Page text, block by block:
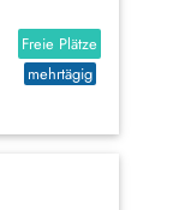
Freie Plätze
mehrtägig